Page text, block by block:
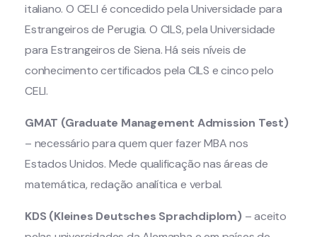
italiano. O CELI é concedido pela Universidade para
Estrangeiros de Perugia. O CILS, pela Universidade
para Estrangeiros de Siena. Há seis níveis de
conhecimento certificados pela CILS e cinco pelo
CELI.
GMAT (Graduate Management Admission Test)
– necessário para quem quer fazer MBA nos
Estados Unidos. Mede qualificação nas áreas de
matemática, redação analítica e verbal.
KDS (Kleines Deutsches Sprachdiplom) – aceito